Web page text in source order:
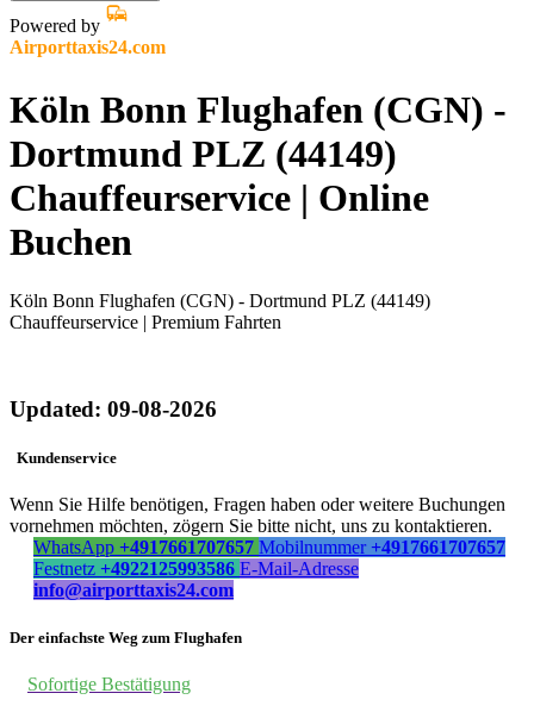
Powered by
Airporttaxis24.com
Köln Bonn Flughafen (CGN) -
Dortmund PLZ (44149)
Chauffeurservice | Online
Buchen
Köln Bonn Flughafen (CGN) - Dortmund PLZ (44149)
Chauffeurservice | Premium Fahrten
Updated: 09-08-2026
Kundenservice
Wenn Sie Hilfe benötigen, Fragen haben oder weitere Buchungen
vornehmen möchten, zögern Sie bitte nicht, uns zu kontaktieren.
WhatsApp +4917661707657 Mobilnummer +4917661707657
Festnetz +4922125993586 E-Mail-Adresse
info@airporttaxis24.com
Der einfachste Weg zum Flughafen
Sofortige Bestätigung